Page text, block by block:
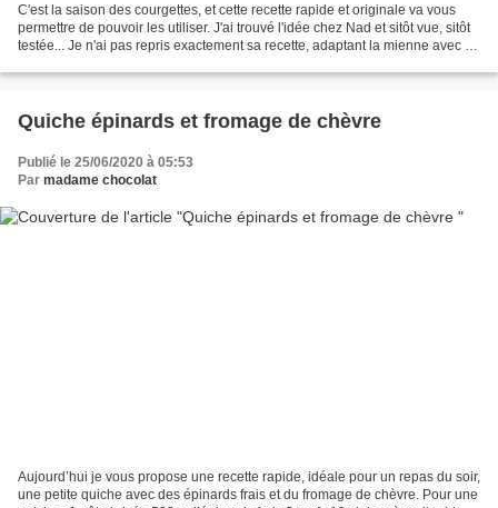
C'est la saison des courgettes, et cette recette rapide et originale va vous
permettre de pouvoir les utiliser. J'ai trouvé l'idée chez Nad et sitôt vue, sitôt
testée... Je n'ai pas repris exactement sa recette, adaptant la mienne avec ce
Quiche épinards et fromage de chèvre
Publié le 25/06/2020 à 05:53
Par madame chocolat
Aujourd’hui je vous propose une recette rapide, idéale pour un repas du soir,
une petite quiche avec des épinards frais et du fromage de chèvre. Pour une